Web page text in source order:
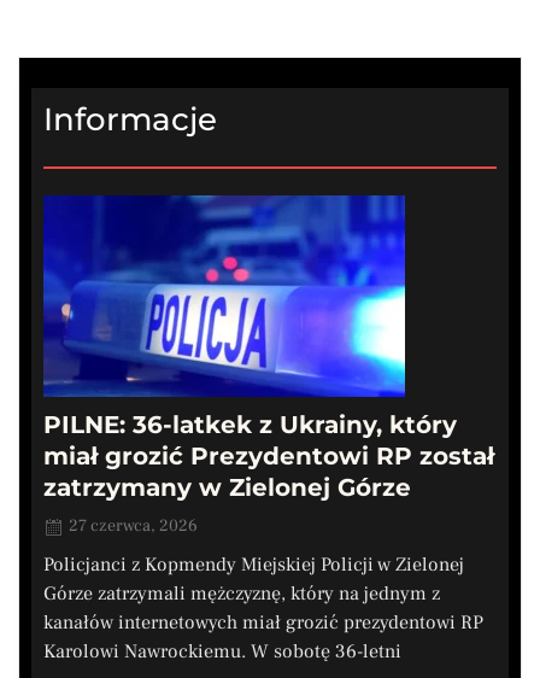
Informacje
PILNE: 36-latkek z Ukrainy, który
miał grozić Prezydentowi RP został
zatrzymany w Zielonej Górze
27 czerwca, 2026
Policjanci z Kopmendy Miejskiej Policji w Zielonej
Górze zatrzymali mężczyznę, który na jednym z
kanałów internetowych miał grozić prezydentowi RP
Karolowi Nawrockiemu. W sobotę 36-letni